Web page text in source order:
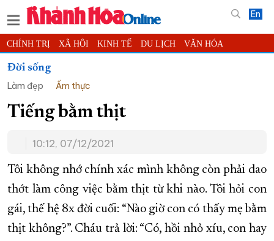
En
CHÍNH TRỊ XÃ HỘI KINH TẾ DU LỊCH VĂN HÓA
THỂ THAO
KHOA HỌC - CÔNG NGHỆ
THẾ GIỚI MULTIMEDIA VIDEO
QUY HOẠCH TỈNH KHÁNH HÒA
TRƯỜNG SA BIỂN ĐẢO QUÊ HƯƠNG
CHUNG TAY CẢI CÁCH HÀNH CHÍNH
XÂY DỰNG NÔNG THÔN MỚI LỊCH CẮT ĐIỆN
TÀU - XE - MÁY BAY
Đời sống
Làm đẹp
Ẩm thực
Tiếng bằm thịt
10:12, 07/12/2021
Tôi không nhớ chính xác mình không còn phải dao
thớt làm công việc bằm thịt từ khi nào. Tôi hỏi con
gái, thế hệ 8x đời cuối: “Nào giờ con có thấy mẹ bằm
thịt không?”. Cháu trả lời: “Có, hồi nhỏ xíu, con hay